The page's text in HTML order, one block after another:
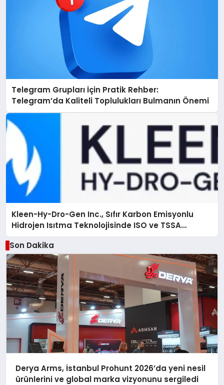
Telegram Grupları İçin Pratik Rehber:
Telegram’da Kaliteli Toplulukları Bulmanın Önemi
Kleen-Hy-Dro-Gen Inc., Sıfır Karbon Emisyonlu
Hidrojen Isıtma Teknolojisinde ISO ve TSSA
Düzenleyici Onaylarını Aldı
Son Dakika
Derya Arms, İstanbul Prohunt 2026’da yeni nesil
ürünlerini ve global marka vizyonunu sergiledi